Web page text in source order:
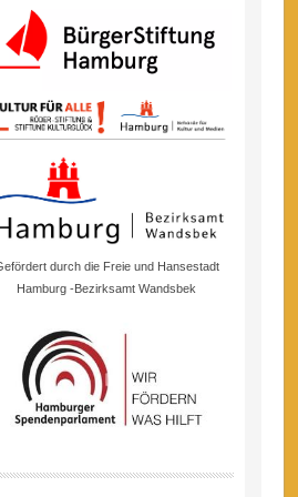
durch die Freie und Hansestadt
Hamburg -Bezirksamt Wandsbek